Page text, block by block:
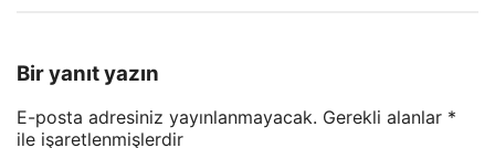
Bir yanıt yazın
E-posta adresiniz yayınlanmayacak. Gerekli alanlar *
ile işaretlenmişlerdir